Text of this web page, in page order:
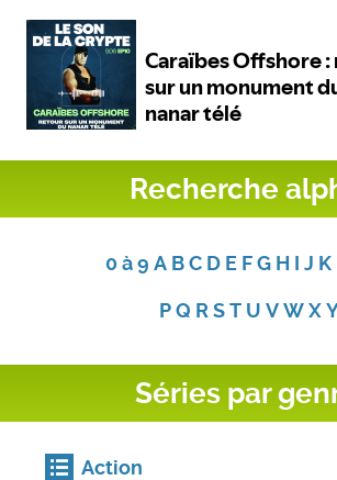
Recherche
0 à 9 A B C D E F G H I J K
P Q R S T U V W X
Séries par
Action